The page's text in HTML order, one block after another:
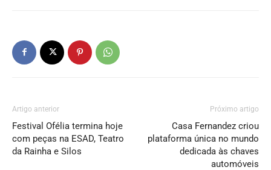
Artigo anterior
Festival Ofélia termina hoje
com peças na ESAD, Teatro
da Rainha e Silos
Próximo artigo
Casa Fernandez criou
plataforma única no mundo
dedicada às chaves
automóveis